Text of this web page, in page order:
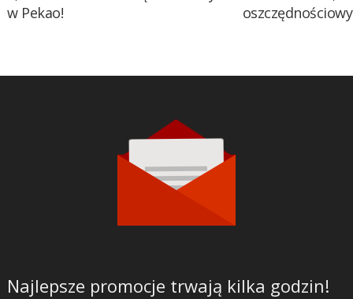
w Pekao!
Najlepsze promocje trwają kilka godzin!